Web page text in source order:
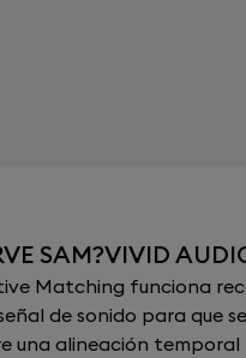
SAM?VIVID
Matching funciona
de sonido para que
una alineación